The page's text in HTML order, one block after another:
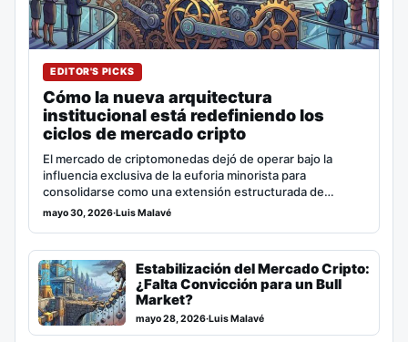
EDITOR'S PICKS
Cómo la nueva arquitectura
institucional está redefiniendo los
ciclos de mercado cripto
El mercado de criptomonedas dejó de operar bajo la
influencia exclusiva de la euforia minorista para
consolidarse como una extensión estructurada de…
mayo 30, 2026·Luis Malavé
Estabilización del Mercado Cripto:
¿Falta Convicción para un Bull
Market?
mayo 28, 2026·Luis Malavé